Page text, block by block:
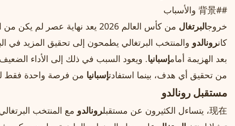
##背景 والأسباب
خروجالبرتغال
من كأس العالم 2026 يعد نهاية
كانرونالدو والمنتخب البرتغالي يطمحون إلى تحقيق المزيد في
بعد الهزيمة أمامإسبانيا. ويعود السبب في ذلك إلى الأداء
من تحقيق أي هدف، بينما استفادتإسبانيا من فرصة واحدة فقط
مستقبل رونالدو
现在، يتساءل الكثيرون عن مستقبل رونالدو مع المنتخب